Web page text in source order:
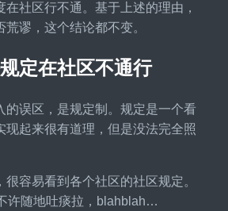
在社区行不通。基于上述的理由，
谬，这个结论都不变。
定在社区不通行
的误区，是规定制。规定是一个看
现起来很有道理，但是没法完全照
容易看到各个社区的社区规定。
许随地吐痰拉，blahblah…